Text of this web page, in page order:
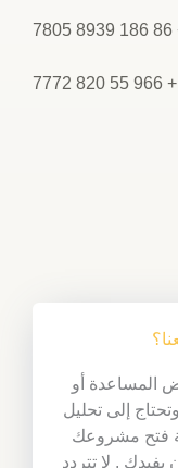
+
+ 966 55 820 7772
المساعدة أو
إلى تحليل
فتح مشروعك
يفيدك . لا تتردد